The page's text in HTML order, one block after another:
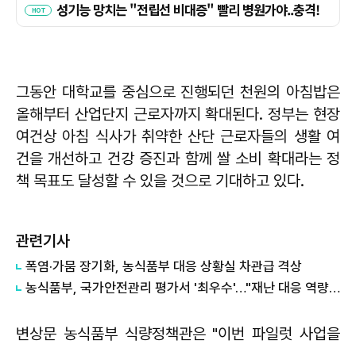
그동안 대학교를 중심으로 진행되던 천원의 아침밥은
올해부터 산업단지 근로자까지 확대된다. 정부는 현장
여건상 아침 식사가 취약한 산단 근로자들의 생활 여
건을 개선하고 건강 증진과 함께 쌀 소비 확대라는 정
책 목표도 달성할 수 있을 것으로 기대하고 있다.
관련기사
폭염·가뭄 장기화, 농식품부 대응 상황실 차관급 격상
농식품부, 국가안전관리 평가서 '최우수'…"재난 대응 역량 입증"
변상문 농식품부 식량정책관은 "이번 파일럿 사업을